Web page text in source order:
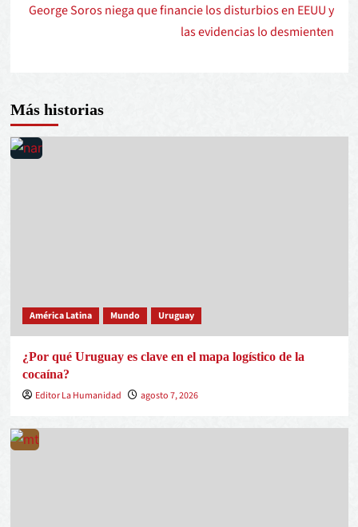
George Soros niega que financie los disturbios en EEUU y
las evidencias lo desmienten
Más historias
América Latina Mundo Uruguay
¿Por qué Uruguay es clave en el mapa logístico de la
cocaína?
Editor La Humanidad
agosto 7, 2026